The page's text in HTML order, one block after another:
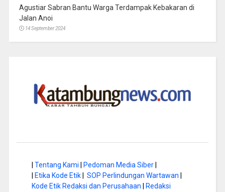
Agustiar Sabran Bantu Warga Terdampak Kebakaran di
Jalan Anoi
14 September 2024
Tentang Kami Pedoman Media Siber|
Etika Kode Etik| SOP Perlindungan Wartawan
Kode Etik Redaksi dan Perusahaan
Redaksi